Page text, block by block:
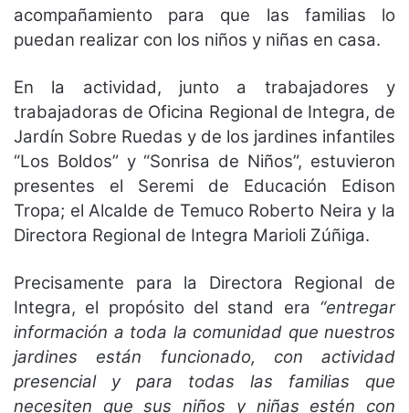
acompañamiento para que las familias lo
puedan realizar con los niños y niñas en casa.
En la actividad, junto a trabajadores y
trabajadoras de Oficina Regional de Integra, de
Jardín Sobre Ruedas y de los jardines infantiles
“Los Boldos” y “Sonrisa de Niños”, estuvieron
presentes el Seremi de Educación Edison
Tropa; el Alcalde de Temuco Roberto Neira y la
Directora Regional de Integra Marioli Zúñiga.
Precisamente para la Directora Regional de
Integra, el propósito del stand era “entregar
información a toda la comunidad que nuestros
jardines están funcionado, con actividad
presencial y para todas las familias que
necesiten que sus niños y niñas estén con